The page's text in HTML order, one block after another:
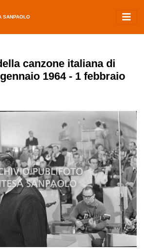
SANPAOLO
canzone italiana di
1964 - 1 febbraio